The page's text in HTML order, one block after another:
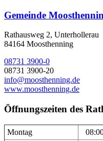
Gemeinde
Rathausweg 2, Unterhollerau
84164 Moosthenning
08731 3900-0
08731 3900-20
info@moosthenning.de
www.moosthenning.de
Öffnungszeiten des
Montag